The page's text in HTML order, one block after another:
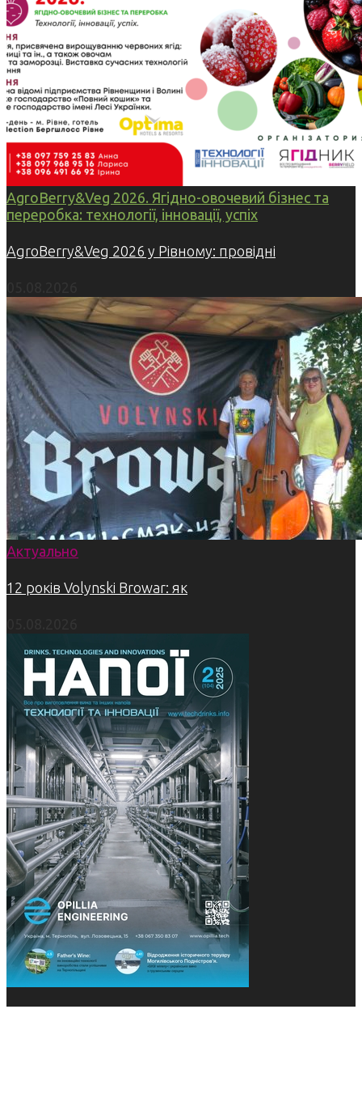
AgroBerry&Veg 2026. Ягідно-овочевий бізнес та
переробка: технології, інновації, успіх
AgroBerry&Veg 2026 у Рівному: провідні
Актуально
12 років Volynski Browar: як